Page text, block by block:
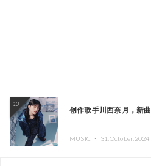
10
创作歌手川西奈月，新
MUSIC ・ 31.October.2024